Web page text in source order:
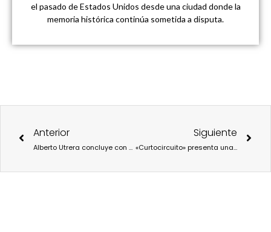
el pasado de Estados Unidos desde una ciudad donde la
memoria histórica continúa sometida a disputa.
Anterior
Alberto Utrera concluye con éxito el rodaje de ‘1X2’ con Paco Léon y Raúl Tejón
Siguiente
«Curtocircuito» presenta una programación de espectáculos marcada por la experimentación y con la Inteligencia Artificial como eje creativo